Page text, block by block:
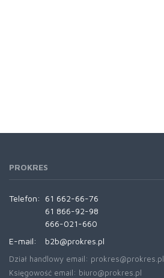
PROKRES
Telefon:
61 662-66-76
61 866-92-98
666-021-660
E-mail:
b2b@prokres.pl
Dział handlowy email: prokres@prokres.pl
Księgowość email: biuro@prokres.pl